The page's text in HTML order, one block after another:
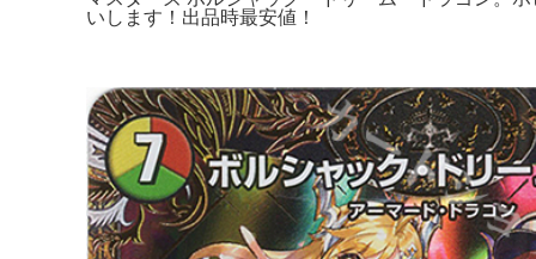
いします！出品時最安値！